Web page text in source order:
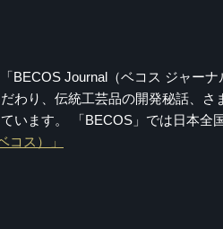
BECOS Journal（ベコス ジャーナ
わり、伝統工芸品の開発秘話、さ
います。 「BECOS」では日本全
コス）」